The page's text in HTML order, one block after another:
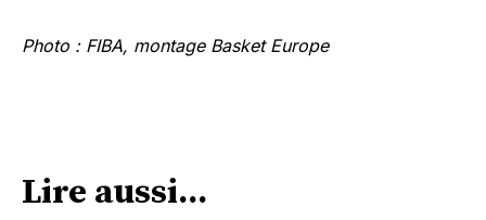
Photo : FIBA, montage Basket Europe
Lire aussi...